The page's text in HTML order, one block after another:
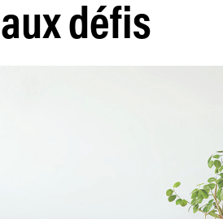
défis